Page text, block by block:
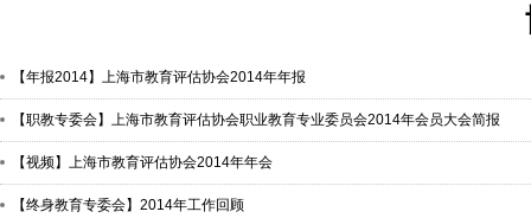
【年报2014】上海市教育评估协会2014年年报
【职教专委会】上海市教育评估协会职业教育专业委员会2014年会员大会简报
【视频】上海市教育评估协会2014年年会
【终身教育专委会】2014年工作回顾